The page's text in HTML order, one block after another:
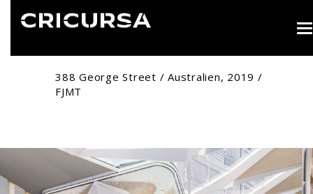
388 George Street / Australien, 2019 /
FJMT